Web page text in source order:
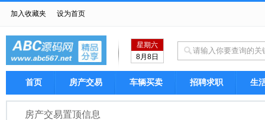
加入收藏夹 设为首页
星期六
8月8日
首页 房产交易 车辆买卖 招聘求职 生
房产交易置顶信息